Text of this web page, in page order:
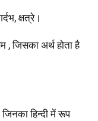
क्षत्रे।
, जिसका अर्थ होता है
हिन्दी में रूप